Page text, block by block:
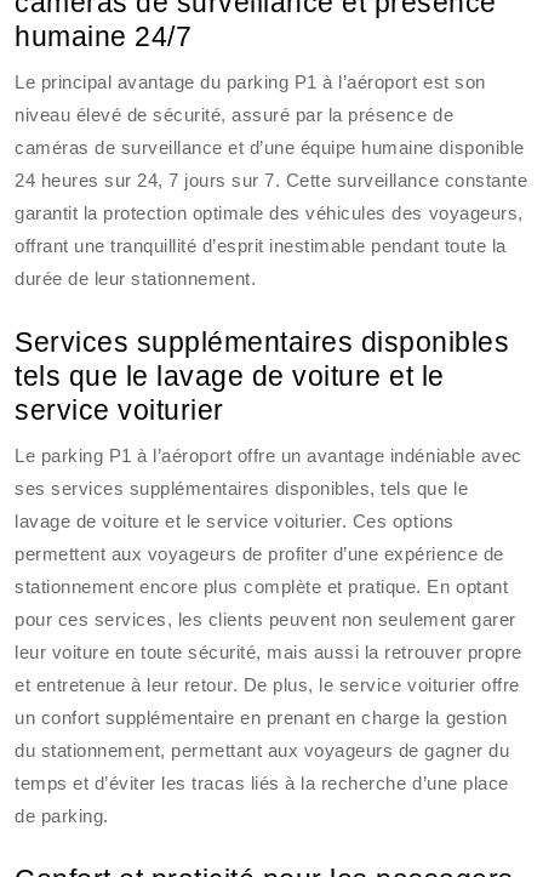
humaine 24/7
Le principal avantage du parking P1 à l’aéroport est son
niveau élevé de sécurité, assuré par la présence de
caméras de surveillance et d’une équipe humaine disponible
24 heures sur 24, 7 jours sur 7. Cette surveillance constante
garantit la protection optimale des véhicules des voyageurs,
offrant une tranquillité d’esprit inestimable pendant toute la
durée de leur stationnement.
Services supplémentaires disponibles
tels que le lavage de voiture et le
service voiturier
Le parking P1 à l’aéroport offre un avantage indéniable avec
ses services supplémentaires disponibles, tels que le
lavage de voiture et le service voiturier. Ces options
permettent aux voyageurs de profiter d’une expérience de
stationnement encore plus complète et pratique. En optant
pour ces services, les clients peuvent non seulement garer
leur voiture en toute sécurité, mais aussi la retrouver propre
et entretenue à leur retour. De plus, le service voiturier offre
un confort supplémentaire en prenant en charge la gestion
du stationnement, permettant aux voyageurs de gagner du
temps et d’éviter les tracas liés à la recherche d’une place
de parking.